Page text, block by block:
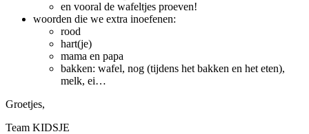
en vooral de wafeltjes proeven!
woorden die we extra inoefenen:
rood
hart(je)
mama en papa
bakken: wafel, nog (tijdens het bakken en het eten),
melk, ei…
Groetjes,
Team KIDSJE